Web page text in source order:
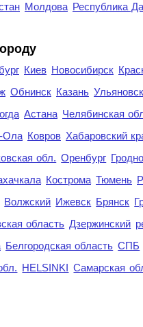
Молдова Республика
Киев Новосибирск
Обнинск Казань Ульяновск
Астана Челябинская
Ола Ковров Хабаровский
обл. Оренбург Гродно
Кострома Тюмень
Волжский Ижевск Брянск
область Дзержинский
Белгородская область СПБ
HELSINKI Самарская